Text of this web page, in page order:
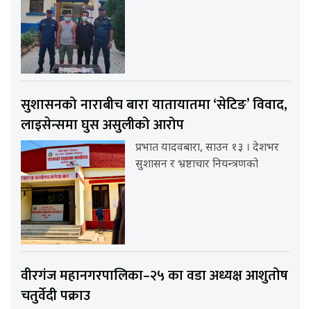
सुशासनको नाराबीच बारा यातायातमा ‘सेटिङ’ विवाद,
लाइसेन्समा घुस असुलीको आरोप
प्रभात यादवबारा, साउन १३ । देशभर
सुशासन र भ्रष्टाचार नियन्त्रणको
वीरगंज महानगरपालिका–२५ का वडा अध्यक्ष आशुतोष
चतुर्वेदी पक्राउ